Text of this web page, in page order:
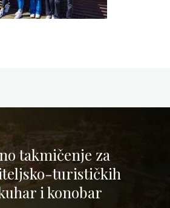
takmičenje za
turističkih
i konobar